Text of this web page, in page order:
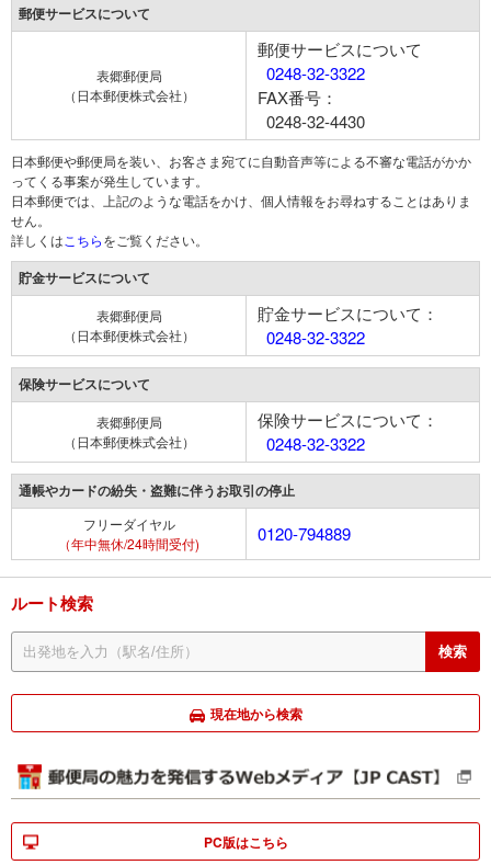
郵便サービスについて
表郷郵便局
（日本郵便株式会社）
郵便サービスについて
0248-32-3322
FAX番号：
0248-32-4430
日本郵便や郵便局を装い、お客さま宛てに自動音声等による不審な電話がかか
ってくる事案が発生しています。
日本郵便では、上記のような電話をかけ、個人情報をお尋ねすることはありま
せん。
詳しくは こちらをご覧ください。
貯金サービスについて
表郷郵便局
（日本郵便株式会社）
貯金サービスについて：
0248-32-3322
保険サービスについて
表郷郵便局
（日本郵便株式会社）
保険サービスについて：
0248-32-3322
通帳やカードの紛失・盗難に伴うお取引の停止
フリーダイヤル
（年中無休/24時間受付)
0120-794889
ルート検索
現在地から検索
PC版はこちら